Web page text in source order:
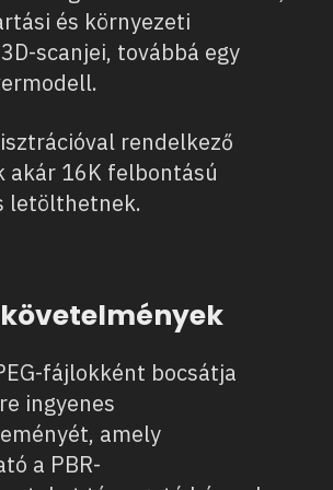
és környezeti
scanjei, továbbá egy
rendelkező
akár 16K felbontású
letölthetnek.
fájlokként bocsátja
ingyenes
amely
a PBR-